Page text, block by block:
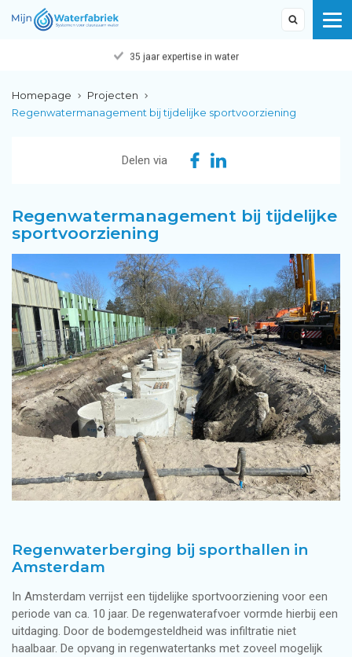
35 jaar expertise in water
Homepage
Projecten
Regenwatermanagement bij tijdelijke sportvoorziening
Delen via
Regenwatermanagement bij tijdelijke
sportvoorziening
Regenwaterberging bij sporthallen in
Amsterdam
In Amsterdam verrijst een tijdelijke sportvoorziening voor een
periode van ca. 10 jaar. De regenwaterafvoer vormde hierbij een
uitdaging. Door de bodemgesteldheid was infiltratie niet
haalbaar. De opvang in regenwatertanks met zoveel mogelijk